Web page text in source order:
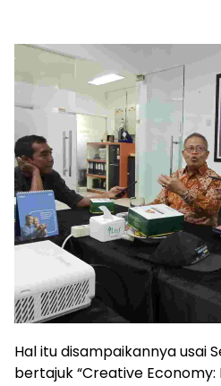
Hal itu disampaikannya usai
bertajuk “Creative